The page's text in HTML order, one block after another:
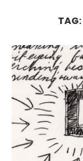
TAG: